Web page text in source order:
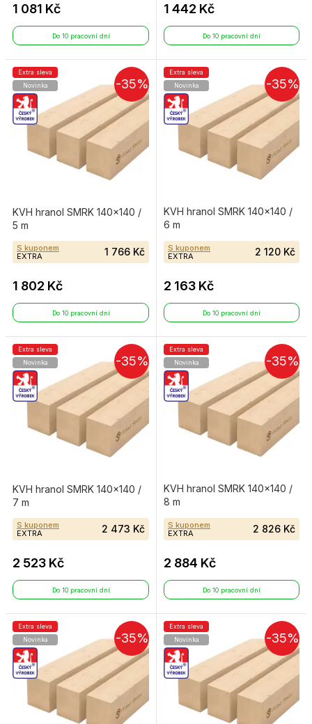
1 081 Kč
Do 10 pracovní dní
1 442 Kč
Do 10 pracovní dní
-35%
Extra sleva
Novinka
KVH hranol SMRK 140×140 /
5 m
S kuponem
EXTRA
1 766 Kč
1 802 Kč
Do 10 pracovní dní
-35%
Extra sleva
Novinka
KVH hranol SMRK 140×140 /
6 m
S kuponem
EXTRA
2 120 Kč
2 163 Kč
Do 10 pracovní dní
-35%
Extra sleva
Novinka
KVH hranol SMRK 140×140 /
7 m
S kuponem
EXTRA
2 473 Kč
2 523 Kč
Do 10 pracovní dní
-35%
Extra sleva
Novinka
KVH hranol SMRK 140×140 /
8 m
S kuponem
EXTRA
2 826 Kč
2 884 Kč
Do 10 pracovní dní
-35%
Extra sleva
Novinka
-35%
Extra sleva
Novinka